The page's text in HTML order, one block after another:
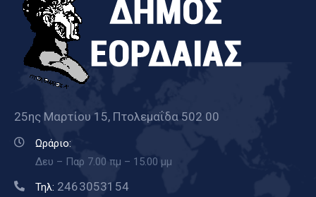
25ης Μαρτίου 15, Πτολεμαΐδα 502 00
Ωράριο:
Δευ – Παρ 7.00 πμ – 15.00 μμ
Τηλ: 2463053154